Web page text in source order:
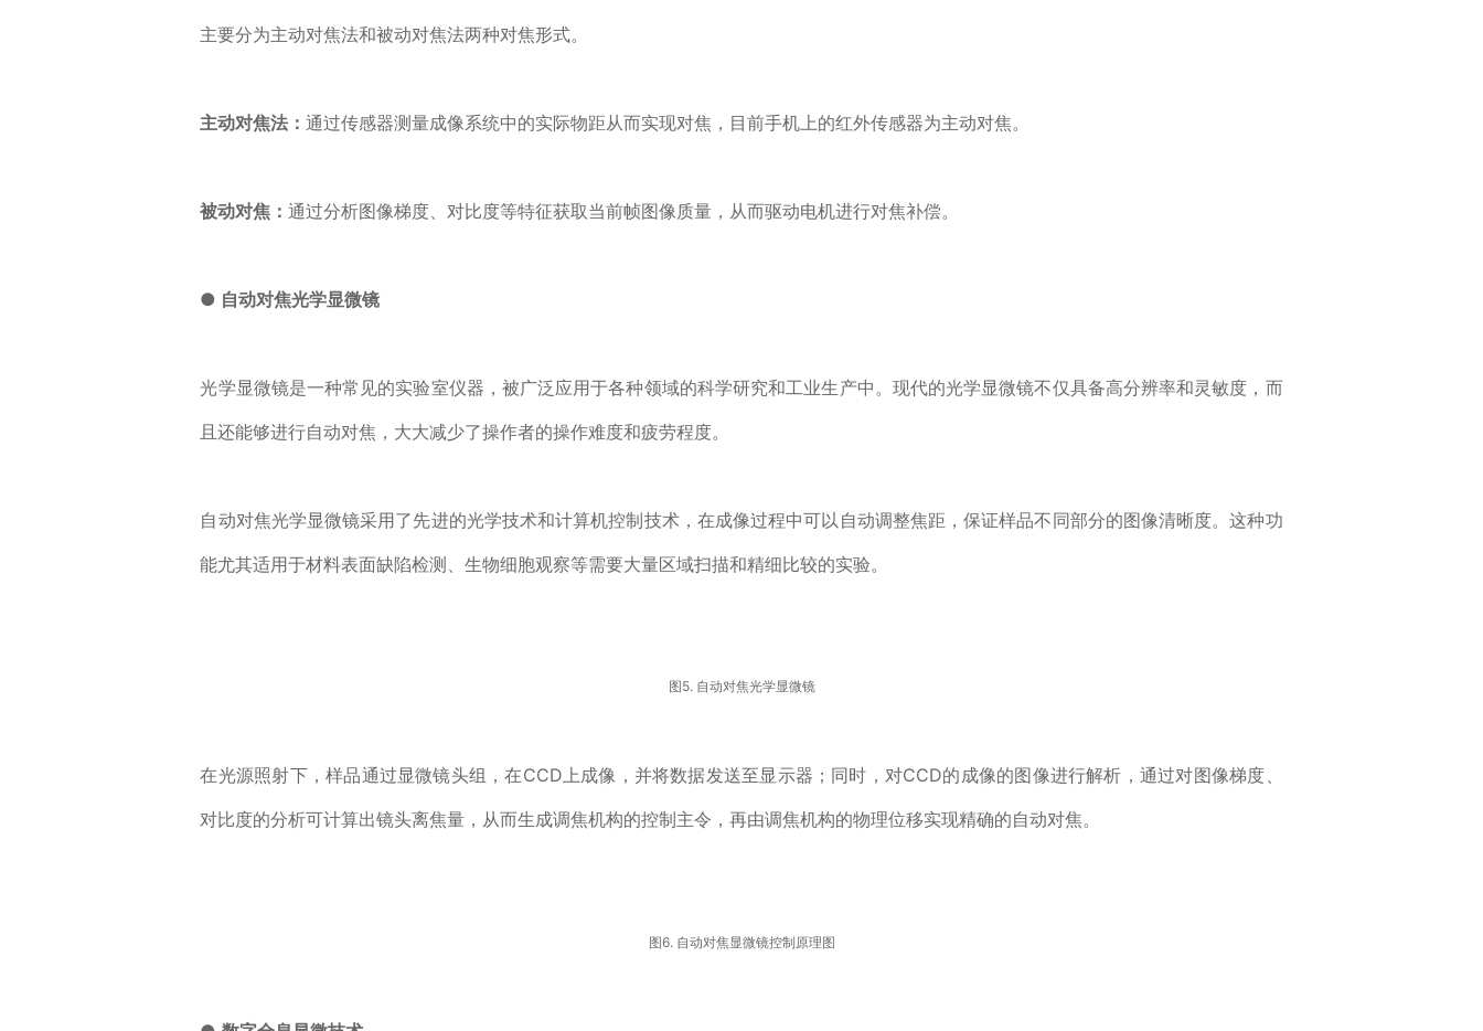
主要分为主动对焦法和被动对焦法两种对焦形式。
主动对焦法：通过传感器测量成像系统中的实际物距从而实现对焦，目前手机上的红外传感器为主动对焦。
被动对焦：通过分析图像梯度、对比度等特征获取当前帧图像质量，从而驱动电机进行对焦补偿。
● 自动对焦光学显微镜
光学显微镜是一种常见的实验室仪器，被广泛应用于各种领域的科学研究和工业生产中。现代的光学显微镜不仅具备高分辨率和灵敏度，而
且还能够进行自动对焦，大大减少了操作者的操作难度和疲劳程度。
自动对焦光学显微镜采用了先进的光学技术和计算机控制技术，在成像过程中可以自动调整焦距，保证样品不同部分的图像清晰度。这种功
能尤其适用于材料表面缺陷检测、生物细胞观察等需要大量区域扫描和精细比较的实验。
图5. 自动对焦光学显微镜
在光源照射下，样品通过显微镜头组，在CCD上成像，并将数据发送至显示器；同时，对CCD的成像的图像进行解析，通过对图像梯度、
对比度的分析可计算出镜头离焦量，从而生成调焦机构的控制主令，再由调焦机构的物理位移实现精确的自动对焦。
图6. 自动对焦显微镜控制原理图